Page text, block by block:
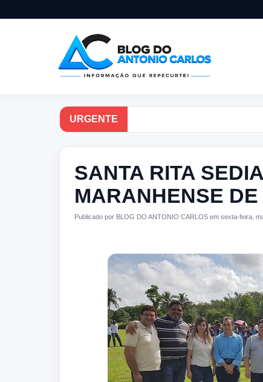
URGENTE
SANTA RITA
MARANHENSE DE
Publicado por BLOG DO ANTONIO CARLOS em sexta-feira,